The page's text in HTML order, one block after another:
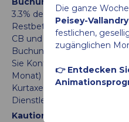
Die ganze
Peisey-Vallandry
festlichen,
zugänglichen
👉 Entdecken
3.3% der Miete 30 % erste
Restbetrag ein Monat vor
CB und Banktransfer. 10
Buchung
Zahlung bei
Sie Kontakt vom Gastgeber
Monat) Buchung : Kurtaxe
Kurtaxe pro Erwachsene
Dienstleistungen zu bezahlen
Kaution oder